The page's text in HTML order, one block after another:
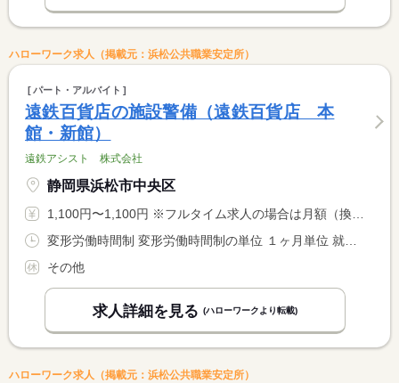
ハローワーク求人（掲載元：浜松公共職業安定所）
パート・アルバイト
遠鉄百貨店の施設警備（遠鉄百貨店 本
館・新館）
遠鉄アシスト 株式会社
静岡県浜松市中央区
1,100円〜1,100円 ※フルタイム求人の場合は月額（換算額）、パート求人の場合は時間額を表示しています。
その他
求人詳細を見る (ハローワークより転載)
ハローワーク求人（掲載元：浜松公共職業安定所）